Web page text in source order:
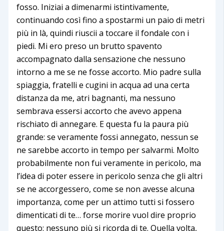
fosso. Iniziai a dimenarmi istintivamente,
continuando così fino a spostarmi un paio di metri
più in là, quindi riuscii a toccare il fondale con i
piedi. Mi ero preso un brutto spavento
accompagnato dalla sensazione che nessuno
intorno a me se ne fosse accorto. Mio padre sulla
spiaggia, fratelli e cugini in acqua ad una certa
distanza da me, atri bagnanti, ma nessuno
sembrava essersi accorto che avevo appena
rischiato di annegare. E questa fu la paura più
grande: se veramente fossi annegato, nessun se
ne sarebbe accorto in tempo per salvarmi. Molto
probabilmente non fui veramente in pericolo, ma
l’idea di poter essere in pericolo senza che gli altri
se ne accorgessero, come se non avesse alcuna
importanza, come per un attimo tutti si fossero
dimenticati di te… forse morire vuol dire proprio
questo: nessuno più si ricorda di te. Quella volta,